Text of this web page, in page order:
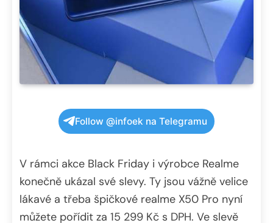
Follow @infoek na Telegramu
V rámci akce Black Friday i výrobce Realme
konečně ukázal své slevy. Ty jsou vážně velice
lákavé a třeba špičkové realme X50 Pro nyní
můžete pořídit za 15 299 Kč s DPH. Ve slevě